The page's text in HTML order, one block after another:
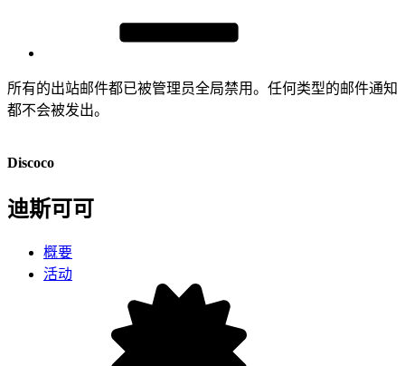
所有的出站邮件都已被管理员全局禁用。任何类型的邮件通知
都不会被发出。
Discoco
迪斯可可
概要
活动